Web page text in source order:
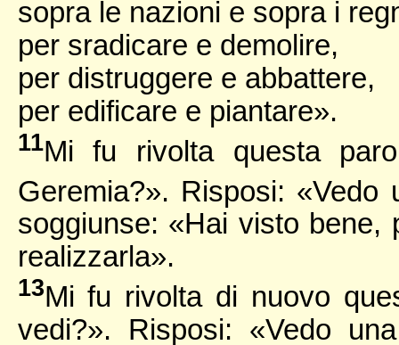
sopra le nazioni e sopra i
per sradicare e demolire,
per distruggere e abbattere,
per edificare e piantare».
11Mi fu rivolta questa
Geremia?». Risposi:
soggiunse: «Hai visto bene,
realizzarla».
13Mi fu rivolta di nuovo
vedi?». Risposi: «Vedo